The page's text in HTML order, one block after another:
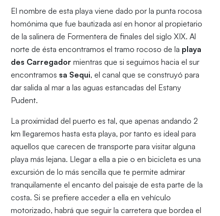
El nombre de esta playa viene dado por la punta rocosa
homónima que fue bautizada así en honor al propietario
de la salinera de Formentera de finales del siglo XIX. Al
norte de ésta encontramos el tramo rocoso de la playa
des Carregador mientras que si seguimos hacia el sur
encontramos sa Sequi, el canal que se construyó para
dar salida al mar a las aguas estancadas del Estany
Pudent.
La proximidad del puerto es tal, que apenas andando 2
km llegaremos hasta esta playa, por tanto es ideal para
aquellos que carecen de transporte para visitar alguna
playa más lejana. Llegar a ella a pie o en bicicleta es una
excursión de lo más sencilla que te permite admirar
tranquilamente el encanto del paisaje de esta parte de la
costa. Si se prefiere acceder a ella en vehículo
motorizado, habrá que seguir la carretera que bordea el